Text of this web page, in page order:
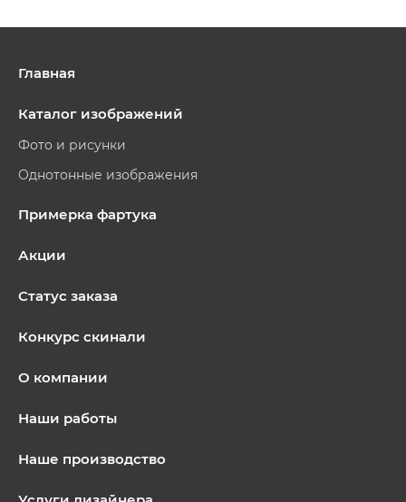
Главная
Каталог изображений
Фото и рисунки
Однотонные изображения
Примерка фартука
Акции
Статус заказа
Конкурс скинали
О компании
Наши работы
Наше производство